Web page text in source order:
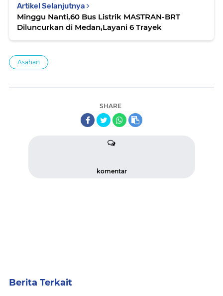
Artikel Selanjutnya
Minggu Nanti,60 Bus Listrik MASTRAN-BRT
Diluncurkan di Medan,Layani 6 Trayek
Asahan
SHARE
komentar
Berita Terkait